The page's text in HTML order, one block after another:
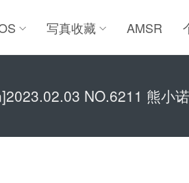
写真收藏 AMSR
NO.6211 熊小